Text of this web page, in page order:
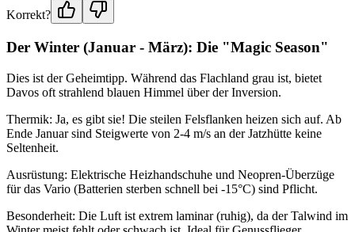
Korrekt?
Der Winter (Januar - März): Die "Magic Season"
Dies ist der Geheimtipp. Während das Flachland grau ist, bietet
Davos oft strahlend blauen Himmel über der Inversion.
Thermik: Ja, es gibt sie! Die steilen Felsflanken heizen sich auf. Ab
Ende Januar sind Steigwerte von 2-4 m/s an der Jatzhütte keine
Seltenheit.
Ausrüstung: Elektrische Heizhandschuhe und Neopren-Überzüge
für das Vario (Batterien sterben schnell bei -15°C) sind Pflicht.
Besonderheit: Die Luft ist extrem laminar (ruhig), da der Talwind im